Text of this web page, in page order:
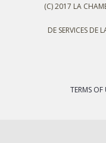
(C) 2017 LA
DE SERVICES DE
TERMS OF